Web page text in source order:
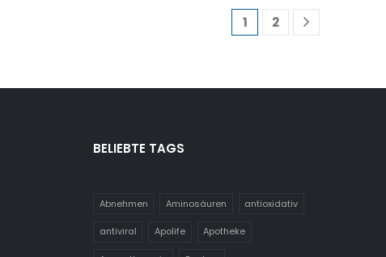
1 2
BELIEBTE TAGS
Abnehmen Aminosäuren antioxidativ
antiviral Apolife Apotheke